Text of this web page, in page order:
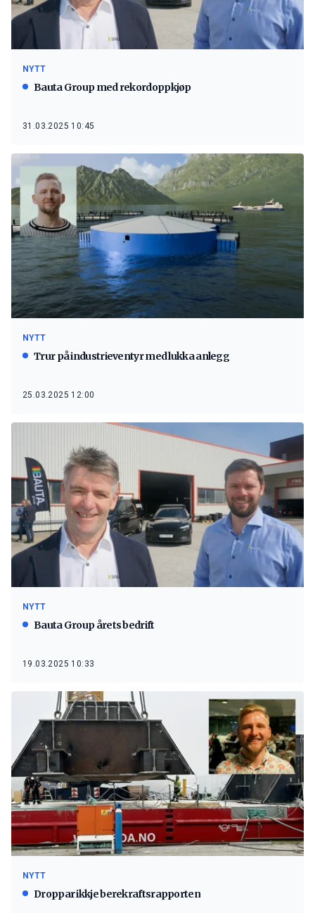
NYTT
Bauta Group med rekordoppkjøp
31.03.2025 10:45
NYTT
Trur på industrieventyr med lukka anlegg
25.03.2025 12:00
NYTT
Bauta Group årets bedrift
19.03.2025 10:33
NYTT
Droppar ikkje berekraftsrapporten